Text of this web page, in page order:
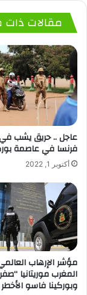
مقالات ذات
عاجل .. حريق يشب
فرنسا في عاصمة
أكتوبر 1, 2022
المغرب موريتانيا
وبوركينا فاسو